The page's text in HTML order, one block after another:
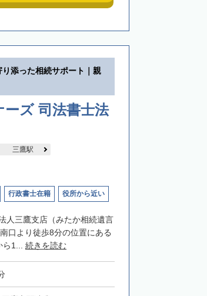
り添った相続サポート｜親
ズ 司法書士法
三鷹駅
行政書士在籍 役所から近い
人三鷹支店（みたか相続遺言
口より徒歩8分の位置にある
1... 続きを読む